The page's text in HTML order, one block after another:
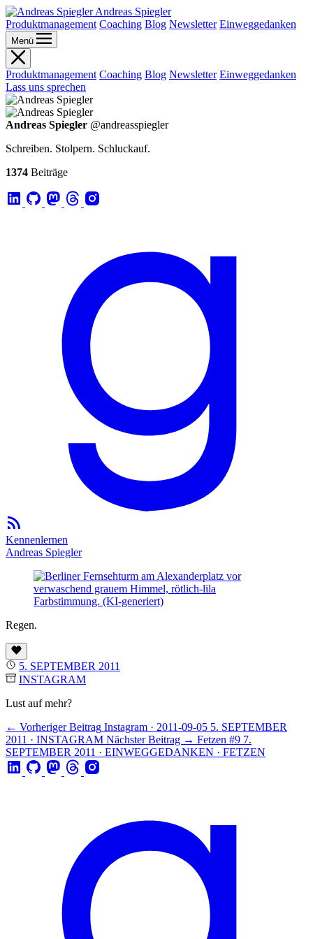
Andreas Spiegler
Produktmanagement Coaching Blog Newsletter Einweggedanken
Menü
Produktmanagement Coaching Blog Newsletter Einweggedanken
Lass uns sprechen
Andreas Spiegler @andreasspiegler
Schreiben. Stolpern. Schluckauf.
1374 Beiträge
Kennenlernen
Andreas Spiegler
Regen.
5. SEPTEMBER 2011
INSTAGRAM
Lust auf mehr?
← Vorheriger Beitrag Instagram · 2011-09-05 5. SEPTEMBER
2011 · INSTAGRAM Nächster Beitrag → Fetzen #9 7.
SEPTEMBER 2011 · EINWEGGEDANKEN · FETZEN